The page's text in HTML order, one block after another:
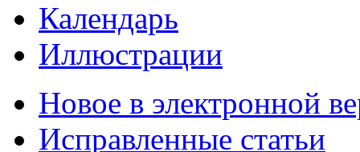
Календарь
Иллюстрации
Новое в электронной
Исправленные статьи